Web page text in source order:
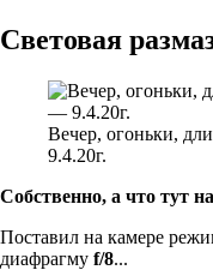
Световая
Вечер, огоньки,
9.4.20г.
Собственно, а что тут
Поставил на камере
диафрагму f/8...